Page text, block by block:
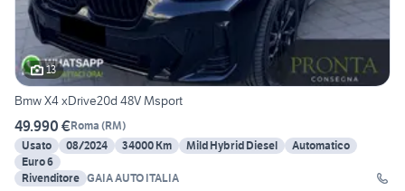
13
Bmw X4 xDrive20d 48V Msport
49.990 €Roma (RM)
Usato
08/2024 34000 Km Mild Hybrid Diesel
Automatico
Euro 6
Rivenditore GAIA AUTO ITALIA